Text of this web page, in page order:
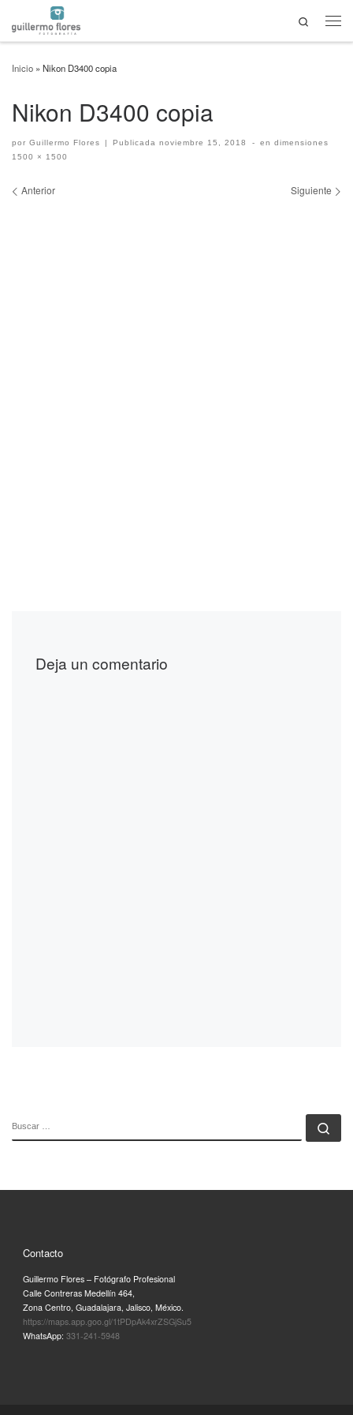
Saltar al contenido
Search
Inicio » Nikon D3400 copia
Nikon D3400 copia
por Guillermo Flores | Publicadanoviembre 15, 2018 -
en dimensiones
1500 × 1500
Navegación de imágenes
Anterior Siguiente
Deja un comentario
Contacto
Guillermo Flores – Fotógrafo Profesional
Calle Contreras Medellín 464,
Zona Centro, Guadalajara, Jalisco, México.
https://maps.app.goo.gl/1tPDpAk4xrZSGjSu5
WhatsApp: 331-241-5948